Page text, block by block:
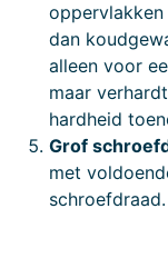
dan
alleen voor
maar
hardheid
Grof
met
schroefdraad.